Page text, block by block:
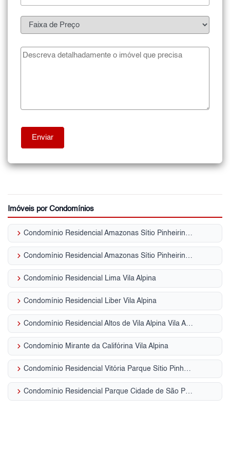
Imóveis por Condomínios
keyboard_arrow_right Condomínio Residencial Amazonas Sítio Pinheirinho
keyboard_arrow_right Condomínio Residencial Amazonas Sítio Pinheirinho
keyboard_arrow_right Condomínio Residencial Lima Vila Alpina
keyboard_arrow_right Condomínio Residencial Liber Vila Alpina
keyboard_arrow_right Condomínio Residencial Altos de Vila Alpina Vila Alpina
keyboard_arrow_right Condomínio Mirante da Califórina Vila Alpina
keyboard_arrow_right Condomínio Residencial Vitória Parque Sítio Pinheirinho
keyboard_arrow_right Condomínio Residencial Parque Cidade de São Paulo Vila Alpina